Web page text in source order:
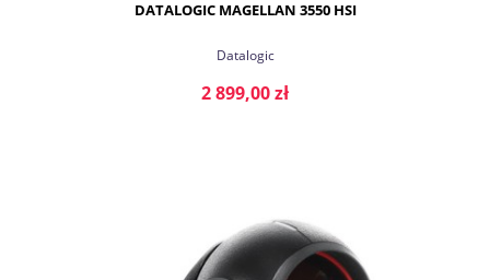
DATALOGIC MAGELLAN 3550 HSI
Datalogic
2 899,00 zł
DO KOSZYKA